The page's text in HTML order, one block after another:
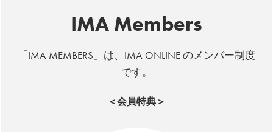
IMA Members
「IMA MEMBERS」は、IMA ONLINE のメンバー制度
です。
＜会員特典＞